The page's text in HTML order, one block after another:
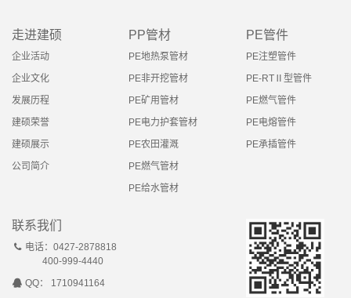
走进建硕
企业活动
企业文化
发展历程
建硕荣誉
建硕展示
公司简介
PP管材
PE地热泵管材
PE非开挖管材
PE矿用管材
PE电力护套管材
PE农田灌溉
PE燃气管材
PE给水管材
PE管件
PE注塑管件
PE-RTⅡ型管件
PE燃气管件
PE电熔管件
PE承插管件
联系我们
电话：0427-2878818
400-999-4440
QQ： 1710941164